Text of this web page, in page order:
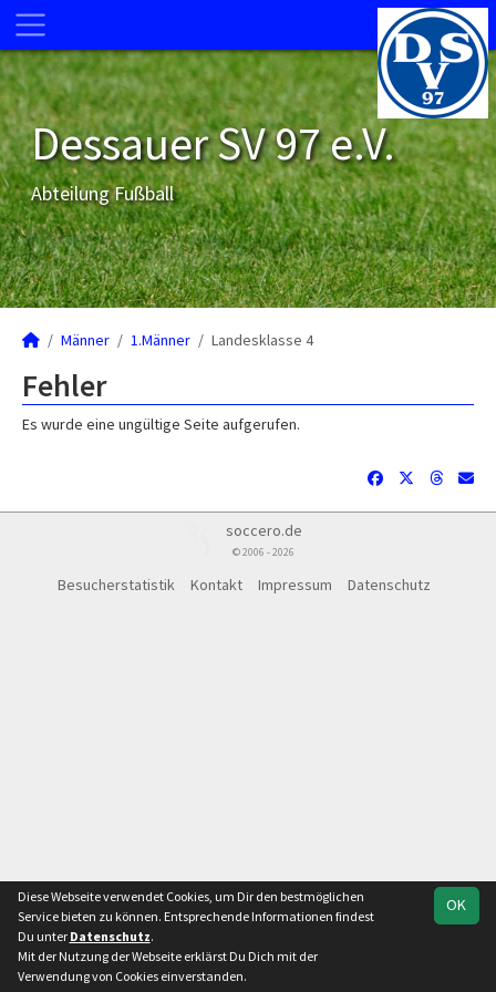
Dessauer SV 97 e.V.
Abteilung Fußball
Männer 1.Männer Landesklasse 4
Team Landesklasse 4
Fehler
Es wurde eine ungültige Seite aufgerufen.
soccero.de
© 2006 - 2026
Besucherstatistik Kontakt Impressum Datenschutz
OK
Diese Webseite verwendet Cookies, um Dir den bestmöglichen
Service bieten zu können. Entsprechende Informationen findest
Du unter Datenschutz.
Mit der Nutzung der Webseite erklärst Du Dich mit der
Verwendung von Cookies einverstanden.